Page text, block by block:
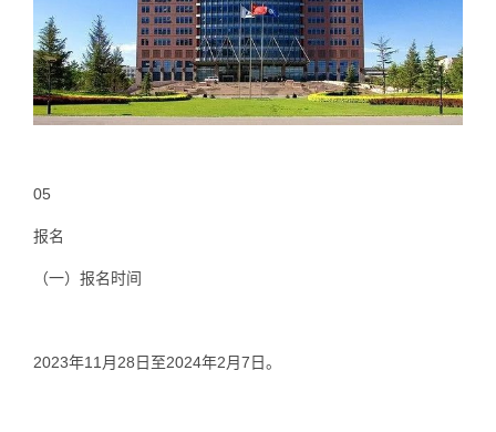
05
报名
（一） 报名时间
2023年11月28日至2024年2月7日。